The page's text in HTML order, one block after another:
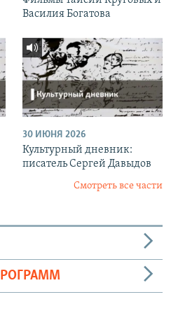
Василия Богатова
30 ИЮНЯ 2026
Культурный дневник:
писатель Сергей Давыдов
Смотреть все части